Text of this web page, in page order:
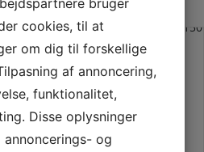
cookies, til at
om dig til forskellige
af annoncering,
funktionalitet,
Disse oplysninger
og